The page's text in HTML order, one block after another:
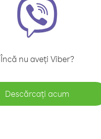
Încă nu aveți Viber?
Descărcați acum